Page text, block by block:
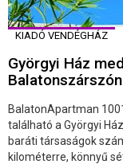
KIADÓ VENDÉGHÁZ
Györgyi Ház
Balatonszárszón
BalatonApartman
található a Györgyi
baráti társaságok
kilométerre, könnyű